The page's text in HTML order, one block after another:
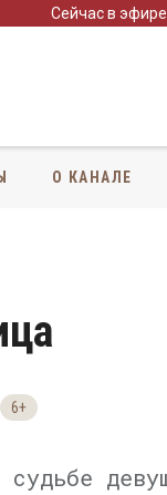
Сейчас в
О КАНАЛЕ
6+
судьбе